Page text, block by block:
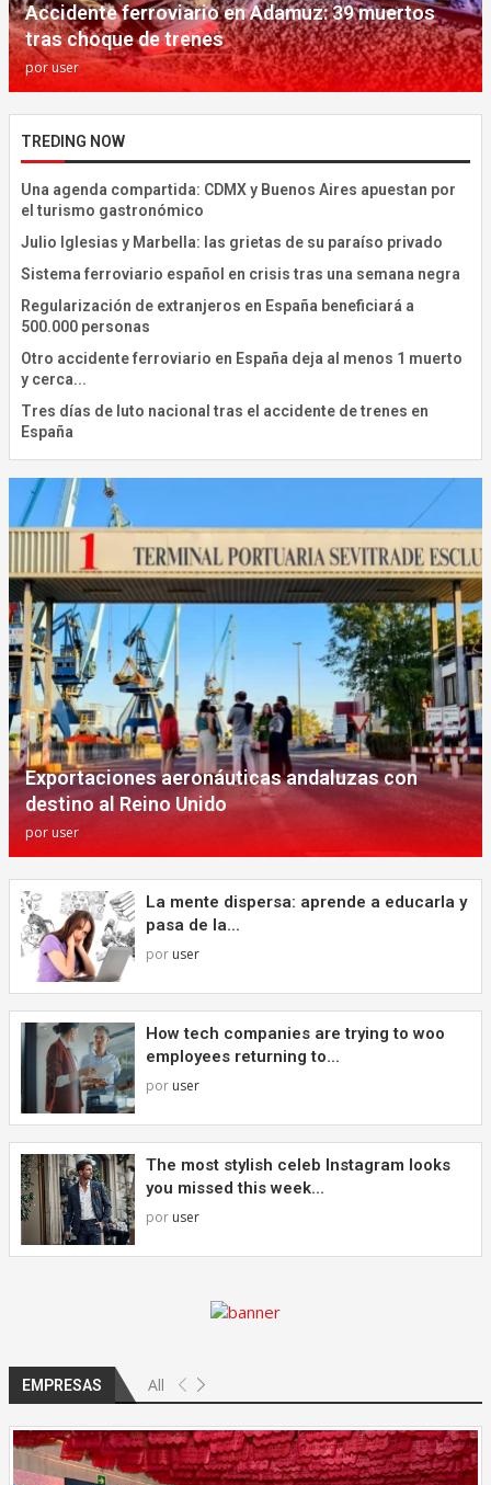
Accidente ferroviario en Adamuz: 39 muertos
tras choque de trenes
poruser
TREDING NOW
Una agenda compartida: CDMX y Buenos Aires apuestan por
el turismo gastronómico
Julio Iglesias y Marbella: las grietas de su paraíso privado
Sistema ferroviario español en crisis tras una semana negra
Regularización de extranjeros en España beneficiará a
500.000 personas
Otro accidente ferroviario en España deja al menos 1 muerto
y cerca...
Tres días de luto nacional tras el accidente de trenes en
España
Exportaciones aeronáuticas andaluzas con
destino al Reino Unido
poruser
La mente dispersa: aprende a educarla y
pasa de la...
por user
How tech companies are trying to woo
employees returning to...
por user
The most stylish celeb Instagram looks
you missed this week...
por user
EMPRESAS All